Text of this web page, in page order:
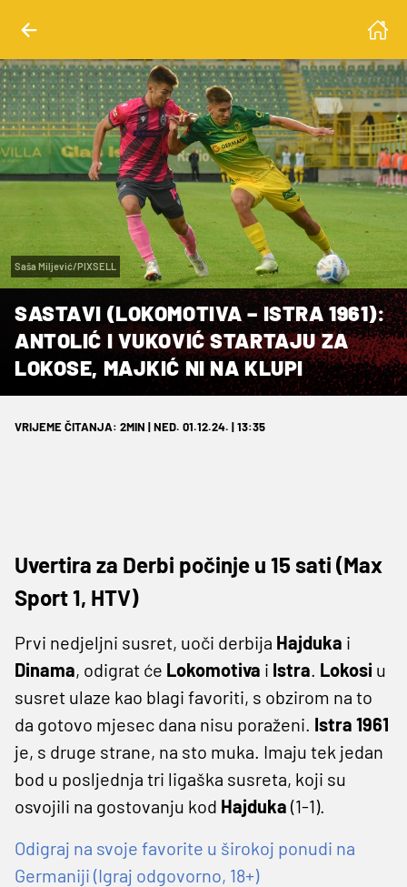
Saša Miljević/PIXSELL
SASTAVI (LOKOMOTIVA – ISTRA 1961):
ANTOLIĆ I VUKOVIĆ STARTAJU ZA
LOKOSE, MAJKIĆ NI NA KLUPI
VRIJEME ČITANJA: 2MIN | NED. 01.12.24. | 13:35
Uvertira za Derbi počinje u 15 sati (Max
Sport 1, HTV)
Prvi nedjeljni susret, uoči derbija Hajduka i
Dinama, odigrat će Lokomotiva i Istra. Lokosi u
susret ulaze kao blagi favoriti, s obzirom na to
da gotovo mjesec dana nisu poraženi. Istra 1961
je, s druge strane, na sto muka. Imaju tek jedan
bod u posljednja tri ligaška susreta, koji su
osvojili na gostovanju kod Hajduka (1-1).
Odigraj na svoje favorite u širokoj ponudi na
Germaniji (Igraj odgovorno, 18+)